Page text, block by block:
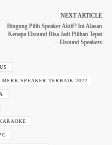
NEXT ARTICLE
Bingung Pilih Speaker Aktif? Ini Alasan
Kenapa Elsound Bisa Jadi Pilihan Tepat
– Elsound Speakers
MERK SPEAKER TERBAIK 2022